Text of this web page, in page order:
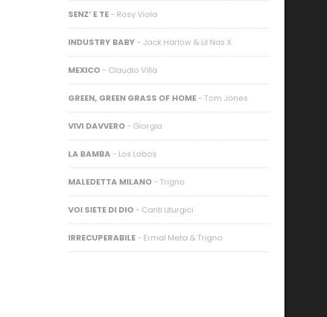
SENZ’ E TE - Rosy Viola
INDUSTRY BABY - Jack Harlow & Lil Nas X
MEXICO - Claudio Villa
GREEN, GREEN GRASS OF HOME - Tom Jones
VIVI DAVVERO - Giorgia
LA BAMBA - Los Lobos
MALEDETTA MILANO - Trigno
VOI SIETE DI DIO - Canti Liturgici
IRRECUPERABILE - Ermal Meta & Trigno